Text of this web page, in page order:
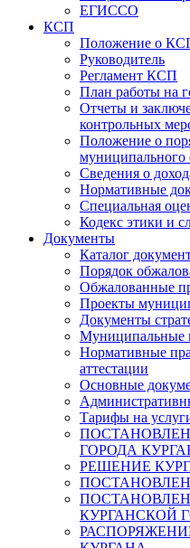
ЕГИССО
КСП
Положение о
Руководитель
Регламент КСП
План работы на
Отчеты и
контрольных
Положение о
муниципального
Сведения о
Нормативные
Специальная
Кодекс этики и
Документы
Каталог
Порядок
Обжалованные
Проекты
Документы
Муниципальные
Нормативные
аттестации
Основные
Тарифы на
ГОРОДА
РЕШЕНИЕ
КУРГАНСКОЙ